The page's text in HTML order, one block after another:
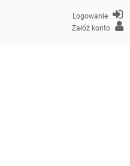
Logowanie
Załóż konto